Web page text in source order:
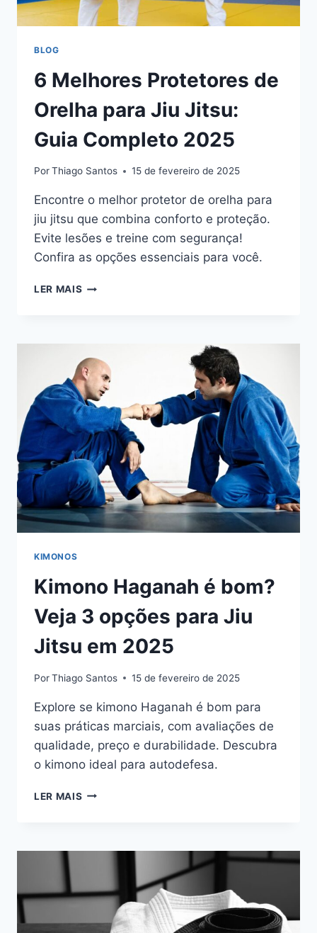
BLOG
6 Melhores Protetores de
Orelha para Jiu Jitsu:
Guia Completo 2025
PorThiago Santos 15 de fevereiro de 2025
Encontre o melhor protetor de orelha para
jiu jitsu que combina conforto e proteção.
Evite lesões e treine com segurança!
Confira as opções essenciais para você.
LER MAIS 6
PARA
JIU
JITSU:
GUIA
COMPLETO
2025
KIMONOS
Kimono Haganah é bom?
Veja 3 opções para Jiu
Jitsu em 2025
PorThiago Santos 15 de fevereiro de 2025
Explore se kimono Haganah é bom para
suas práticas marciais, com avaliações de
qualidade, preço e durabilidade. Descubra
o kimono ideal para autodefesa.
LER MAIS KIMONO
VEJA
PARA
JITSU